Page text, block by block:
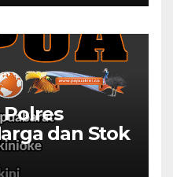
Polres
dan Stok